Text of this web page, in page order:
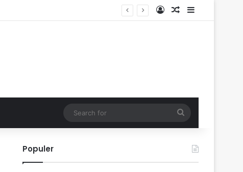
Log InRandom Article
Sidebar
for
Populer